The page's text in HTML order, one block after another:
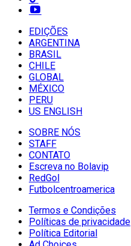
EDIÇÕES
ARGENTINA
BRASIL
CHILE
GLOBAL
MÉXICO
PERU
US ENGLISH
SOBRE NÓS
STAFF
CONTATO
Escreva no Bolavip
RedGol
Futbolcentroamerica
Termos e Condições
Políticas de privacidade
Política Editorial